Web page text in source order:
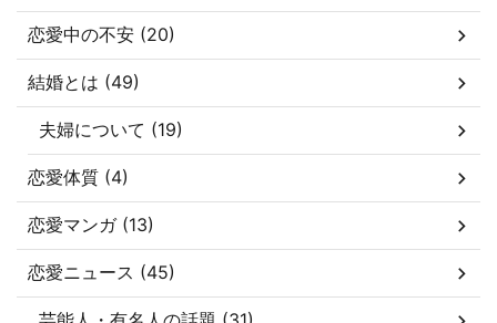
恋愛中の不安 (20)
結婚とは (49)
夫婦について (19)
恋愛体質 (4)
恋愛マンガ (13)
恋愛ニュース (45)